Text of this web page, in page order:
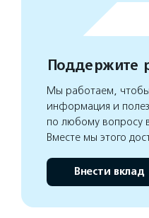
Поддержите
Мы работаем, чтобы
информация и
по любому вопросу
Вместе мы этого
Внести вклад